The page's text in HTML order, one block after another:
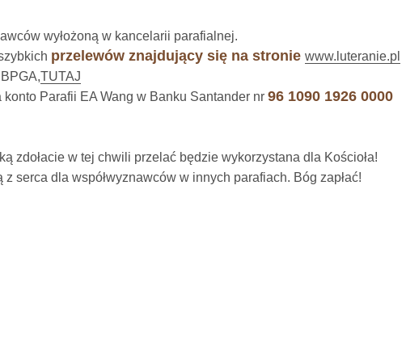
wyłożoną w kancelarii parafialnej.
przelewów znajdujący się na stronie www.luteranie.pl
TUTAJ
Parafii EA Wang w Banku Santander nr 96 1090 1926 0000
zdołacie w tej chwili przelać będzie wykorzystana dla Kościoła!
z serca dla współwyznawców w innych parafiach. Bóg zapłać!